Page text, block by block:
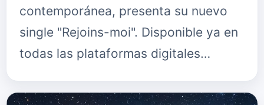
contemporánea, presenta su nuevo
single "Rejoins-moi". Disponible ya en
todas las plataformas digitales…